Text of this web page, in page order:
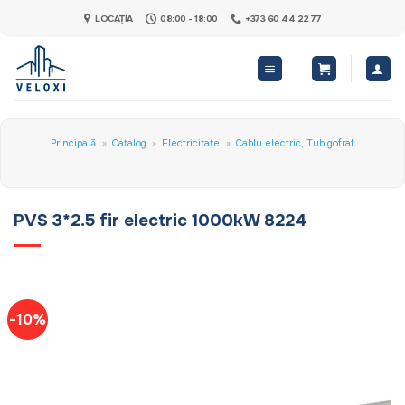
content
LOCAȚIA 08:00 - 18:00 +373 60 44 22 77
Principală » Catalog » Electricitate » Cablu electric, Tub gofrat
PVS 3*2.5 fir electric 1000kW 8224
-10%